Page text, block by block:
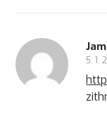
5. 1.